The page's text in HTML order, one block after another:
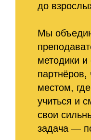
до
Мы
методики
партнёров,
местом,
учиться и
свои
задача —